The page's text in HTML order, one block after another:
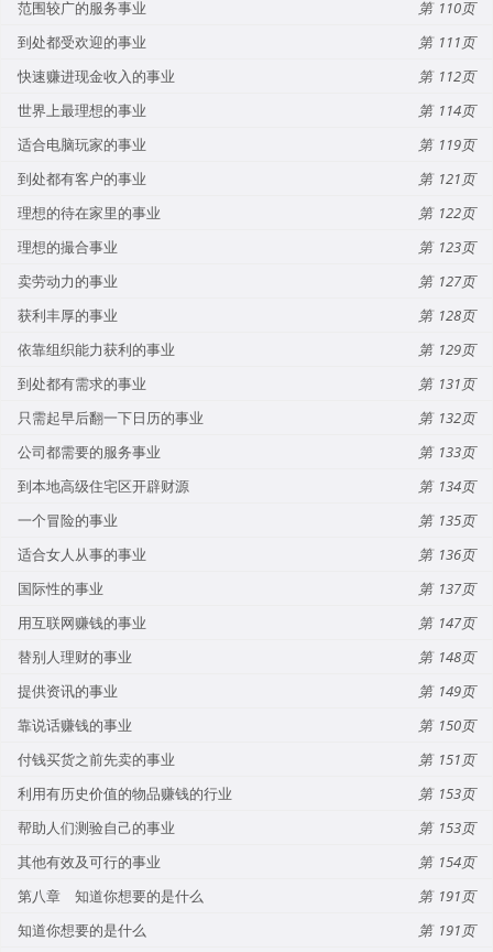
范围较广的服务事业
110
到处都受欢迎的事业
111
快速赚进现金收入的事业
112
世界上最理想的事业
114
适合电脑玩家的事业
119
到处都有客户的事业
121
理想的待在家里的事业
122
理想的撮合事业
123
卖劳动力的事业
127
获利丰厚的事业
128
依靠组织能力获利的事业
129
到处都有需求的事业
131
只需起早后翻一下日历的事业
132
公司都需要的服务事业
133
到本地高级住宅区开辟财源
134
一个冒险的事业
135
适合女人从事的事业
136
国际性的事业
137
用互联网赚钱的事业
147
替别人理财的事业
148
提供资讯的事业
149
靠说话赚钱的事业
150
付钱买货之前先卖的事业
151
利用有历史价值的物品赚钱的行业
153
帮助人们测验自己的事业
153
其他有效及可行的事业
154
第八章 知道你想要的是什么
191
知道你想要的是什么
191